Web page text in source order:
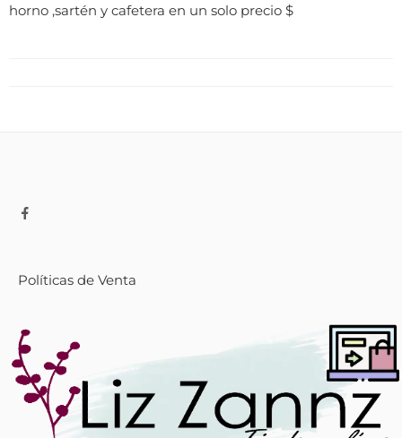
horno ,sartén y cafetera en un solo precio $
Políticas de Venta